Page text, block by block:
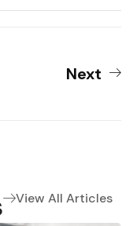
Next
View All Articles